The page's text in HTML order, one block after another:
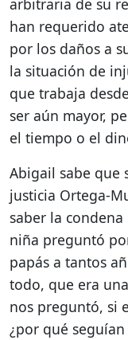
han requerido
por los daños a
la situación de
que trabaja
ser aún mayor,
el tiempo o el
Abigail sabe que
justicia Ortega-
saber la
niña preguntó
papás a tantos
todo, que era
nos preguntó, si
¿por qué